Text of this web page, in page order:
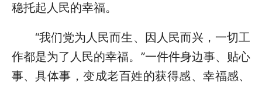
稳托起人民的幸福。
“我们党为人民而生、因人民而兴，一切工
作都是为了人民的幸福。”一件件身边事、贴心
事、具体事，变成老百姓的获得感、幸福感、